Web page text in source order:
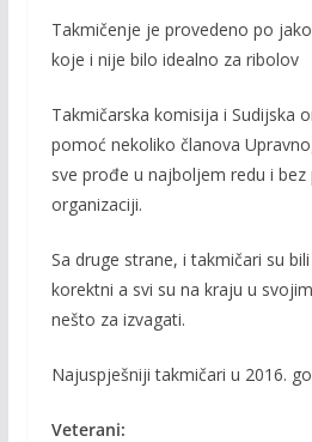
Takmičenje je provedeno po
koje i nije bilo idealno za ribolov
Takmičarska komisija i Sudijska
pomoć nekoliko članova
sve prođe u najboljem redu i bez
organizaciji.
Sa druge strane, i takmičari su
korektni a svi su na kraju u
nešto za izvagati.
Najuspješniji takmičari u 2016.
Veterani: